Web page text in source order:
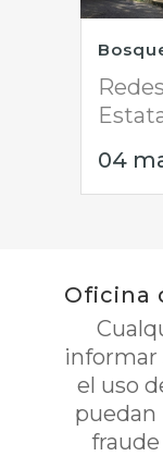
04
Oficina
informar
el uso
puedan